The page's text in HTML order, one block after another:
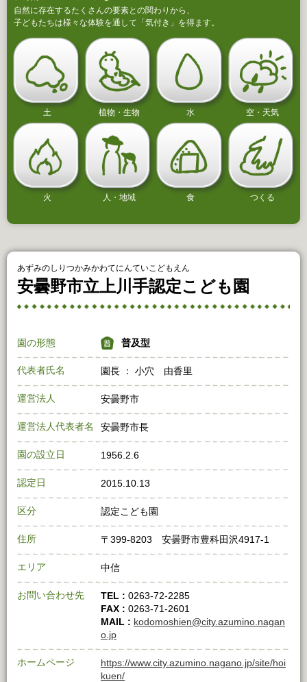
自然に存在するたくさんの要素との関わりから、
子どもたちは様々な体験を通して「気付き」を得ます。
土 植物・生物 水 空・天気
火 人・地域 食 つくる
あずみのしりつかみかわてにんていこどもえん
安曇野市立上川手認定こども園
園の形態 普及型
代表者氏名 園長 ： 小穴 由香里
運営法人 安曇野市
運営法人代表者名 安曇野市長
園の設立日 1956.2.6
認定日 2015.10.13
区分 認定こども園
住所 〒399-8203 安曇野市豊科田沢4917-1
エリア 中信
お問い合わせ先 TEL : 0263-72-2285
FAX : 0263-71-2601
MAIL : kodomoshien@city.azumino.nagan
o.jp
ホームページ
https://www.city.azumino.nagano.jp/site/hoi
kuen/